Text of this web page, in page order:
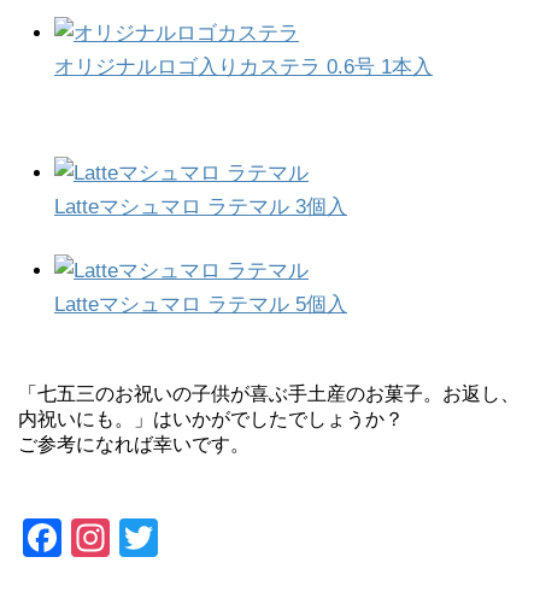
オリジナルロゴ入りカステラ 0.6号 1本入
Latteマシュマロ ラテマル 3個入
Latteマシュマロ ラテマル 5個入
「七五三のお祝いの子供が喜ぶ手土産のお菓子。お返し、
内祝いにも。」はいかがでしたでしょうか？
ご参考になれば幸いです。
F
In